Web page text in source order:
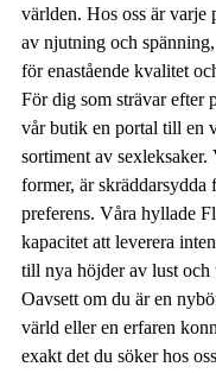
världen. Hos oss är
av njutning och
för enastående kvalitet
För dig som strävar efter
vår butik en portal till en
sortiment av
former, är skräddarsydda
preferens. Våra hyllade
kapacitet att leverera
till nya höjder av lust och
Oavsett om du är en
värld eller en erfaren
exakt det du söker hos